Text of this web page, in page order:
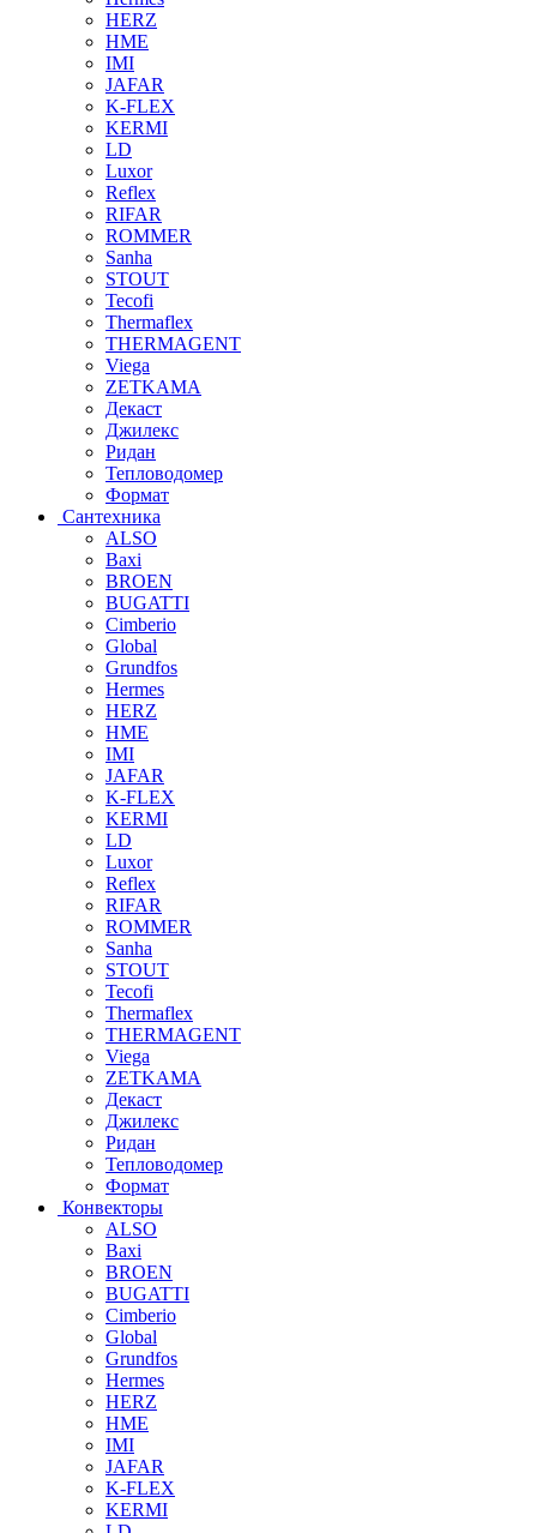
HERZ
HME
IMI
JAFAR
K-FLEX
KERMI
LD
Luxor
Reflex
RIFAR
ROMMER
Sanha
STOUT
Tecofi
Thermaflex
THERMAGENT
Viega
ZETKAMA
Декаст
Джилекс
Ридан
Тепловодомер
Формат
Сантехника
ALSO
Baxi
BROEN
BUGATTI
Cimberio
Global
Grundfos
Hermes
HERZ
HME
IMI
JAFAR
K-FLEX
KERMI
LD
Luxor
Reflex
RIFAR
ROMMER
Sanha
STOUT
Tecofi
Thermaflex
THERMAGENT
Viega
ZETKAMA
Декаст
Джилекс
Ридан
Тепловодомер
Формат
Конвекторы
ALSO
Baxi
BROEN
BUGATTI
Cimberio
Global
Grundfos
Hermes
HERZ
HME
IMI
JAFAR
K-FLEX
KERMI